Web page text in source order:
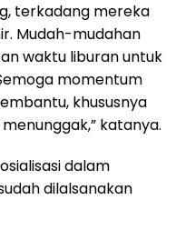
terkadang mereka
Mudah-mudahan
waktu liburan untuk
momentum
khususnya
katanya.
dalam
dilalsanakan